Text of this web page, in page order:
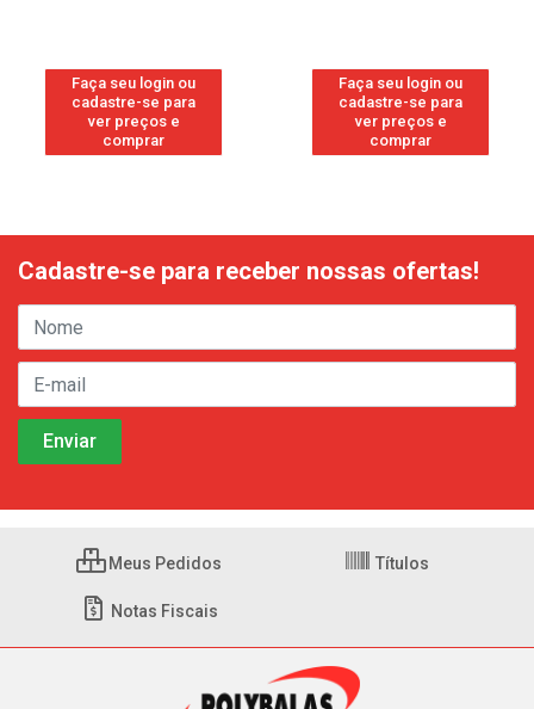
Faça seu login ou
cadastre-se para
ver preços e
comprar
Faça seu login ou
cadastre-se para
ver preços e
comprar
Cadastre-se para receber nossas ofertas!
Meus Pedidos Títulos
Notas Fiscais